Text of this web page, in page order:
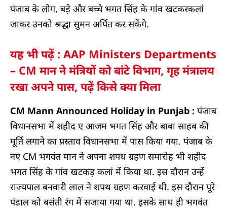
पंजाब के लोग, बड़े और बच्चे भगत सिंह के गांव खटकरकलां
जाकर उनको श्रद्धा सुमन अर्पित कर सकेंगे.
यह भी पढ़ें : AAP Ministers Departments
– CM मान ने मंत्रियों को बांटे विभाग, गृह मंत्रालय
रखा अपने पास, पढ़ें किसे क्या मिला
CM Mann Announced Holiday in Punjab : पंजाब
विधानसभा में शहीद ए आजम भगत सिंह और बाबा साहब की
मूर्ति लगाने का प्रस्ताव विधानसभा में पास किया गया. पंजाब के
नए CM भगवंत मान ने अपना शपथ ग्रहण समारोह भी शहीद
भगत सिंह के गांव खटकड़ कलां में किया था. इस दौरान उन्‍हें
राज्‍यपाल बनवारी लाल ने शपथ ग्रहण करवाई थी. इस दौरान पूरे
पंडाल को बसंती रंग में सजाया गया था. इसके साथ ही भगवंत